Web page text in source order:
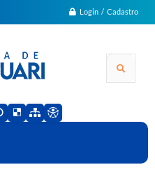
Login / Cadastro